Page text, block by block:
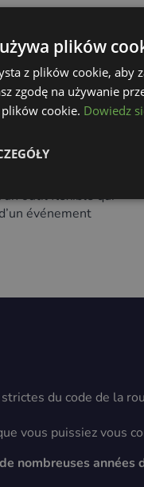
conçues pour les
Chaque
les plus élevées,
et à un design
comme
un outil flexible qui
événement
du code de la
vous puissiez vous
nombreuses
plików
z plików cookie, aby
zgodę na używanie
cookie. Dowiedz